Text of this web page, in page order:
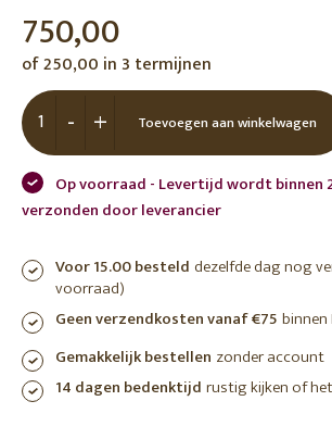
750,00
of 250,00 in 3 termijnen
+
- Toevoegen aan winkelwagen
Op voorraad - Levertijd wordt binnen
verzonden door leverancier
Voor 15.00 besteld dezelfde dag nog
voorraad)
Geen verzendkosten vanaf €75 binnen
Gemakkelijk bestellen zonder account
14 dagen bedenktijd rustig kijken of